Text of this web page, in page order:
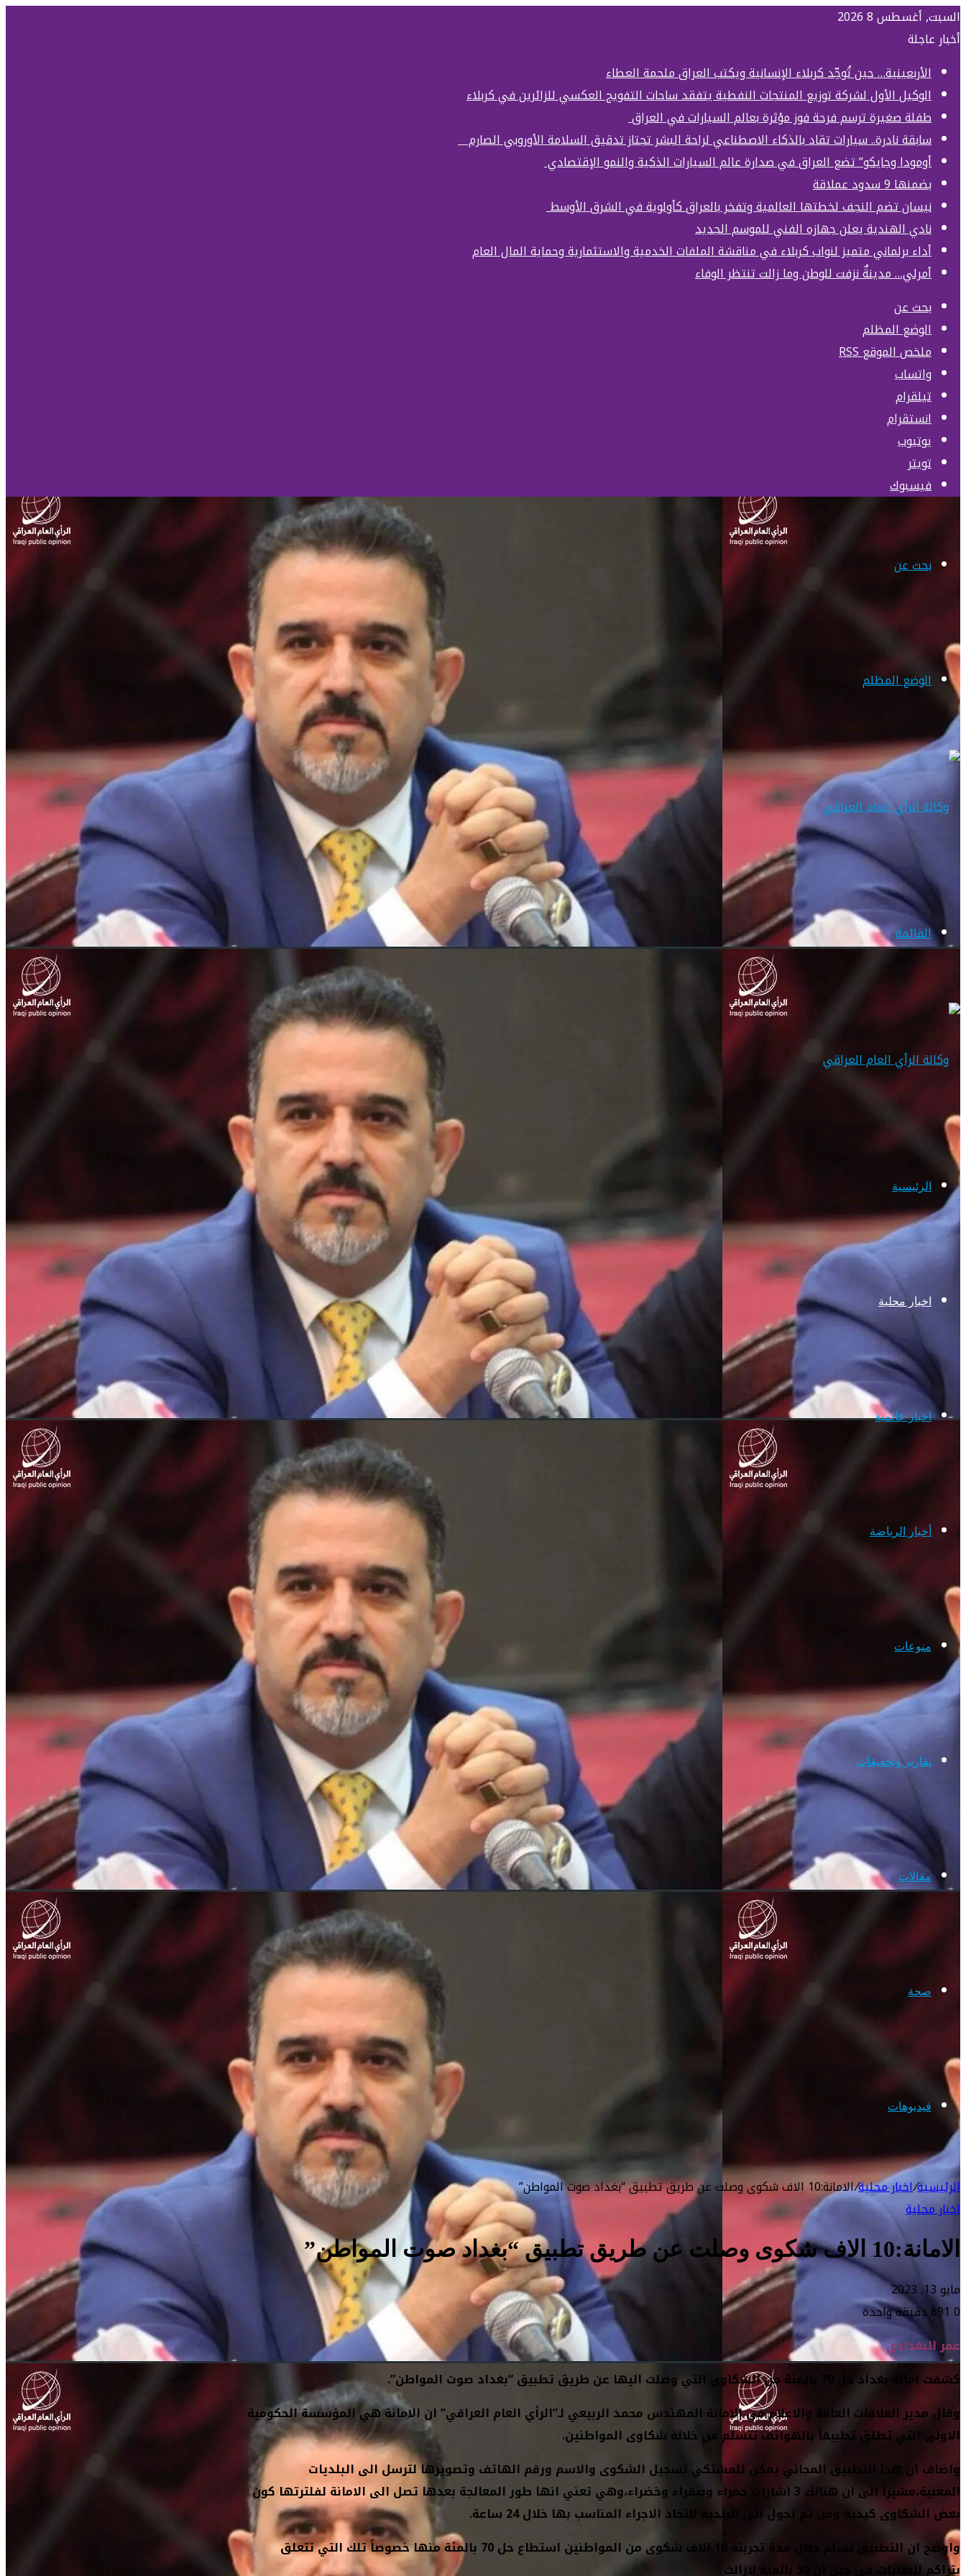
السبت, أغسطس 8 2026
أخبار عاجلة
الأربعينية… حين تُوحِّد كربلاء الإنسانية ويكتب العراق ملحمة العطاء
الوكيل الأول لشركة توزيع المنتجات النفطية يتفقد ساحات التفويج العكسي للزائرين في كربلاء
طفلة صغيرة ترسم فرحة فوز مؤثرة بعالم السيارات في العراق
سابقة نادرة.. سيارات تقاد بالذكاء الاصطناعي لراحة البشر تجتاز تدقيق السلامة الأوروبي الصارم
أومودا وجايكو” تضع العراق في صدارة عالم السيارات الذكية والنمو الإقتصادي
بضمنها 9 سدود عملاقة
نيسان تضم النجف لخطتها العالمية وتفخر بالعراق كأولوية في الشرق الأوسط
نادي الهندية يعلن جهازه الفني للموسم الجديد
أداء برلماني متميز لنواب كربلاء في مناقشة الملفات الخدمية والاستثمارية وحماية المال العام
أمرلي… مدينةٌ نزفت للوطن وما زالت تنتظر الوفاء
بحث عن
الوضع المظلم
ملخص الموقع RSS
واتساب
تيلقرام
انستقرام
يوتيوب
تويتر
فيسبوك
بحث عن
الوضع المظلم
القائمة
الرئيسية
اخبار محلية
اخبار عالمية
أخبار الرياضة
منوعات
تقارير وتحقيقات
مقالات
صحة
فيديوهات
الرئيسية/اخبار محلية/الامانة:10 الاف شكوى وصلت عن طريق تطبيق “بغداد صوت المواطن”
اخبار محلية
الامانة:10 الاف شكوى وصلت عن طريق تطبيق “بغداد صوت المواطن”
مايو 13, 2023
0
دقيقة واحدة
عمر البغدادي
كشفت امانة بغداد حل 70 بالمئة من الشكاوى التي وصلت اليها عن طريق تطبيق “بغداد صوت المواطن”.
وقال مدير العلاقات العامة والاعلام في الامانة المهندس محمد الربيعي لـ”الرأي العام العراقي” ان الامانة هي المؤسسة الحكومية
الاولى التي تطلق تطبيقاً بالهواتف تتسلم من خلاله شكاوى المواطنين.
واضاف ان هذا التطبيق المجاني يمكن للمشتكي تسجيل الشكوى والاسم ورقم الهاتف وتصويرها لترسل الى البلديات
المعنية،مشيراً الى ان هنالك 3 اشارات حمراء وصفراء وخضراء،وهي تعني انها طور المعالجة بعدها تصل الى الامانة لفلترتها كون
بعض الشكاوى كيدية ومن ثم تحول الى البلدية لاتخاذ الاجراء المناسب بها خلال 24 ساعة.
واوضح ان التطبيق تسلم خلال مدة تجربته 10 الاف شكوى من المواطنين استطاع حل 70 بالمئة منها خصوصاً تلك التي تتعلق
بتراكم النفايات،في حين ان 30 بالمئة لازالت